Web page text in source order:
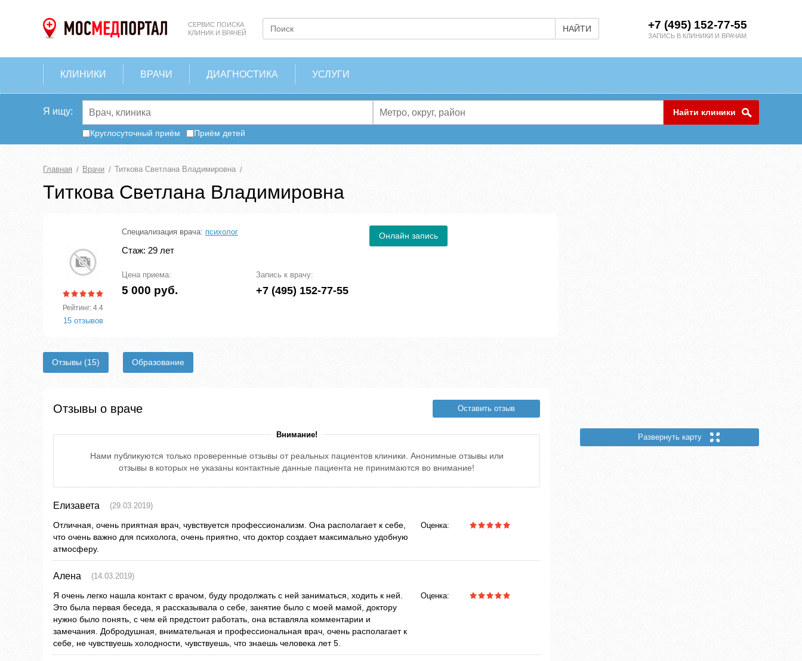
СЕРВИС ПОИСКА
КЛИНИК И ВРАЧЕЙ
НАЙТИ +7 (495) 152-77-55
ЗАПИСЬ В КЛИНИКИ И ВРАЧАМ
КЛИНИКИ ВРАЧИ ДИАГНОСТИКА УСЛУГИ
Я ищу: Найти клиники
Круглосуточный приём Приём детей
Главная Врачи Титкова Светлана Владимировна
Титкова Светлана Владимировна
Рейтинг: 4.4
15 отзывов
Специализация врача: психолог
Стаж: 29 лет
Цена приема:
5 000 руб.
Запись к врачу:
+7 (495) 152-77-55
Онлайн запись
Отзывы (15) Образование
Отзывы о враче Оставить отзыв
Внимание!
Нами публикуются только проверенные отзывы от реальных пациентов клиники. Анонимные отзывы или
отзывы в которых не указаны контактные данные пациента не принимаются во внимание!
Елизавета (29.03.2019)
Отличная, очень приятная врач, чувствуется профессионализм. Она располагает к себе,
что очень важно для психолога, очень приятно, что доктор создает максимально удобную
атмосферу.
Оценка:
Алена (14.03.2019)
Я очень легко нашла контакт с врачом, буду продолжать с ней заниматься, ходить к ней.
Это была первая беседа, я рассказывала о себе, занятие было с моей мамой, доктору
нужно было понять, с чем ей предстоит работать, она вставляла комментарии и
замечания. Добродушная, внимательная и профессиональная врач, очень располагает к
себе, не чувствуешь холодности, чувствуешь, что знаешь человека лет 5.
Оценка:
Развернуть карту